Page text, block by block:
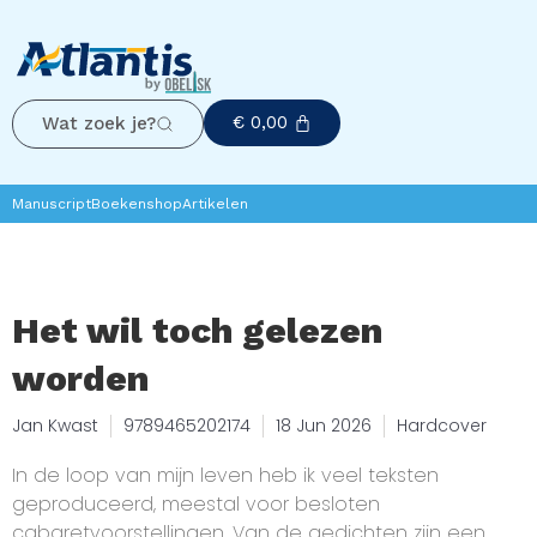
Wat zoek je? € 0,00
ManuscriptBoekenshopArtikelen
Het wil toch gelezen
worden
Jan Kwast 9789465202174 18 Jun 2026 Hardcover
In de loop van mijn leven heb ik veel teksten
geproduceerd, meestal voor besloten